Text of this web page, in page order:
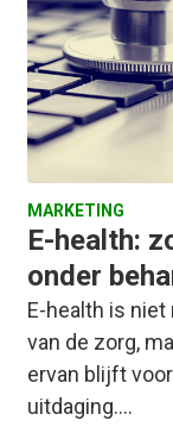
MARKETING
E-health:
onder
E-health is
van de zorg,
ervan blijft
uitdaging.…